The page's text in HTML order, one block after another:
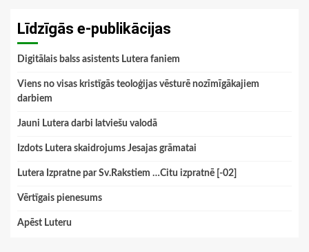
Līdzīgās e-publikācijas
Digitālais balss asistents Lutera faniem
Viens no visas kristīgās teoloģijas vēsturē nozīmīgākajiem
darbiem
Jauni Lutera darbi latviešu valodā
Izdots Lutera skaidrojums Jesajas grāmatai
Lutera Izpratne par Sv.Rakstiem …Citu izpratnē [-02]
Vērtīgais pienesums
Apēst Luteru